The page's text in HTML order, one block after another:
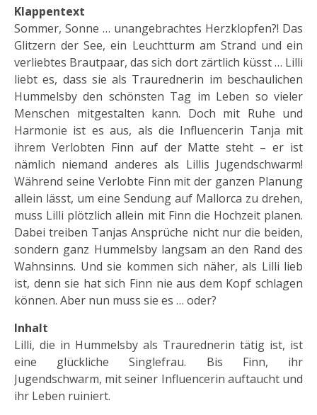
Klappentext
Sommer, Sonne … unangebrachtes Herzklopfen?! Das
Glitzern der See, ein Leuchtturm am Strand und ein
verliebtes Brautpaar, das sich dort zärtlich küsst … Lilli
liebt es, dass sie als Traurednerin im beschaulichen
Hummelsby den schönsten Tag im Leben so vieler
Menschen mitgestalten kann. Doch mit Ruhe und
Harmonie ist es aus, als die Influencerin Tanja mit
ihrem Verlobten Finn auf der Matte steht – er ist
nämlich niemand anderes als Lillis Jugendschwarm!
Während seine Verlobte Finn mit der ganzen Planung
allein lässt, um eine Sendung auf Mallorca zu drehen,
muss Lilli plötzlich allein mit Finn die Hochzeit planen.
Dabei treiben Tanjas Ansprüche nicht nur die beiden,
sondern ganz Hummelsby langsam an den Rand des
Wahnsinns. Und sie kommen sich näher, als Lilli lieb
ist, denn sie hat sich Finn nie aus dem Kopf schlagen
können. Aber nun muss sie es … oder?
Inhalt
Lilli, die in Hummelsby als Traurednerin tätig ist, ist
eine glückliche Singlefrau. Bis Finn, ihr
Jugendschwarm, mit seiner Influencerin auftaucht und
ihr Leben ruiniert.